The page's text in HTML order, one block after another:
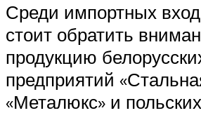
Среди импортных
стоит обратить
продукцию
предприятий
«Металюкс» и